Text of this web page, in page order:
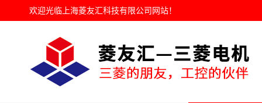
欢迎光临 上海菱友汇科技有限公司网站！